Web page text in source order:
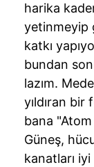
harika
yetinmeyip
katkı
bundan
lazım.
yıldıran bir
bana "Atom
Güneş,
kanatları iyi